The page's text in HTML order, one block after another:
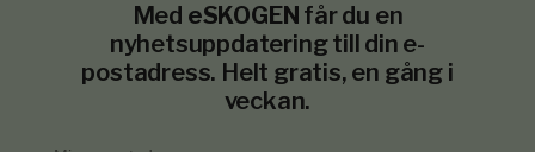
Med eSKOGEN får du en
nyhetsuppdatering till din e-
postadress. Helt gratis, en gång i
veckan.